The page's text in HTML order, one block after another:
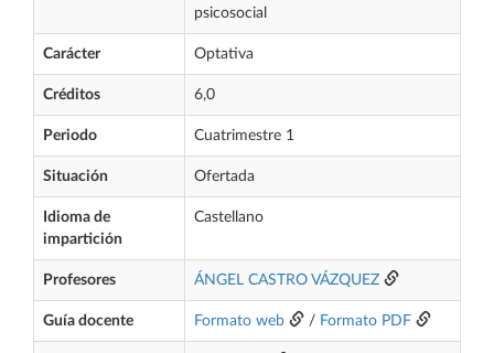
psicosocial
Carácter Optativa
Créditos 6,0
Periodo Cuatrimestre 1
Situación Ofertada
Idioma de
impartición
Castellano
Profesores ÁNGEL CASTRO VÁZQUEZ
Guía docente Formato web / Formato PDF